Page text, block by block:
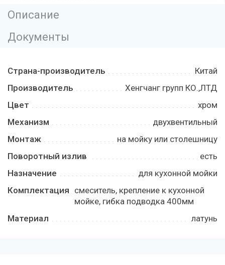
Описание
Документы
Страна-производитель
Китай
Производитель
Хенгчанг групп КО.,ЛТД
Цвет
хром
Механизм
двухвентильный
Монтаж
на мойку или столешницу
Поворотный излив
есть
Назначение
для кухонной мойки
Комплектация смеситель, крепление к кухонной
мойке, гибка подводка 400мм
Материал
латунь